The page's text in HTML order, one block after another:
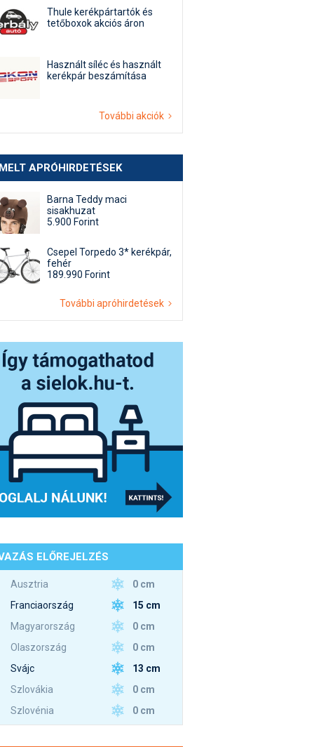
Thule kerékpártartók és
tetőboxok akciós áron
Használt síléc és használt
kerékpár beszámítása
További akciók
APRÓHIRDETÉSEK
Barna Teddy maci
sisakhuzat
5.900 Forint
Csepel Torpedo 3* kerékpár,
fehér
189.990 Forint
További apróhirdetések
ELŐREJELZÉS
Ausztria
0 cm
Franciaország
15 cm
Magyarország
0 cm
Olaszország
0 cm
Svájc
13 cm
Szlovákia
0 cm
Szlovénia
0 cm